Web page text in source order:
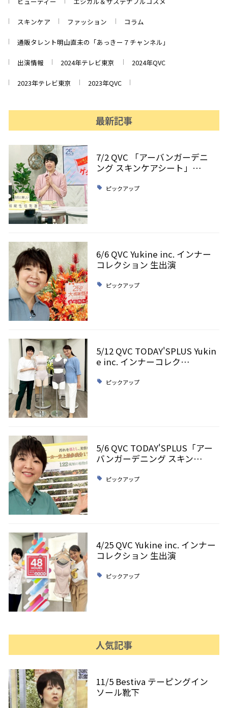
スキンケア ファッション コラム
通販タレント明山直未の「あっきー７チャンネル」
出演情報 2024年テレビ東京 2024年QVC
2023年テレビ東京 2023年QVC
最新記事
7/2 QVC 「アーバンガーデニ
ング スキンケアシート」…
ピックアップ
6/6 QVC Yukine inc. インナー
コレクション 生出演
ピックアップ
5/12 QVC TODAY'SPLUS Yukin
e inc. インナーコレク…
ピックアップ
5/6 QVC TODAY'SPLUS「アー
バンガーデニング スキン…
ピックアップ
4/25 QVC Yukine inc. インナー
コレクション 生出演
ピックアップ
人気記事
11/5 Bestiva テーピングイン
ソール靴下